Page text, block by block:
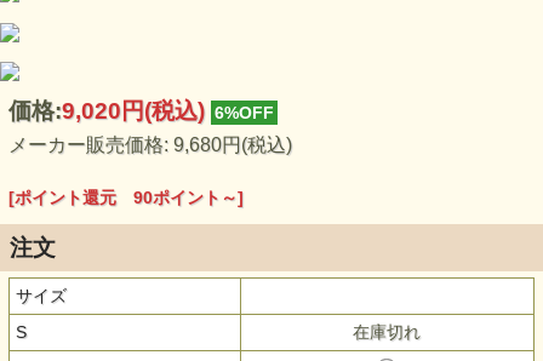
少のゆがみや擦れ、縫い目部分のしわ、編み地の筋やムラな
どは製品の特徴です。素材の持つ不均一感やラフ感をお楽し
みください。
価格:9,020円(税込) 6%OFF
メーカー販売価格: 9,680円(税込)
[ポイント還元 90ポイント～]
注文
サイズ
S
在庫切れ